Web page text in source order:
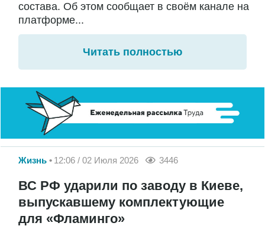
состава. Об этом сообщает в своём канале на
платформе...
Читать полностью
Жизнь 12:06 / 02 Июля 2026 3446
ВС РФ ударили по заводу в Киеве,
выпускавшему комплектующие
для «Фламинго»